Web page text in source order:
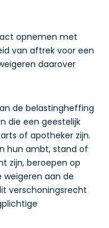
opnemen met
van aftrek voor een
daarover
de belastingheffing
die een geestelijk
of apotheker zijn.
hun ambt, stand of
zijn, beroepen op
aan de
verschoningsrecht